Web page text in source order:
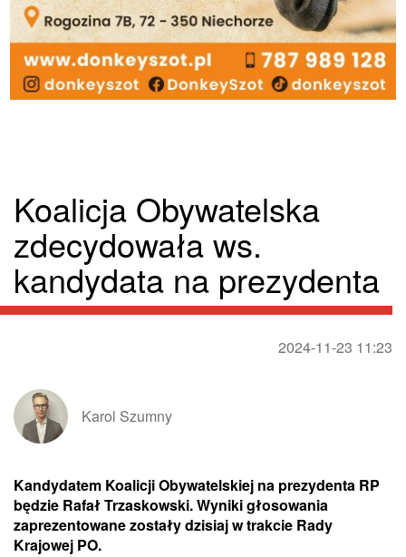
Koalicja Obywatelska
zdecydowała ws.
kandydata na prezydenta
2024-11-23 11:23
Karol Szumny
Kandydatem Koalicji Obywatelskiej na prezydenta RP
będzie Rafał Trzaskowski. Wyniki głosowania
zaprezentowane zostały dzisiaj w trakcie Rady
Krajowej PO.